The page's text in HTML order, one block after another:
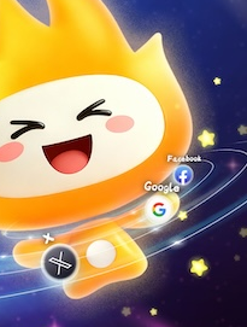
反对 [0]
支持[0] 反对[0]